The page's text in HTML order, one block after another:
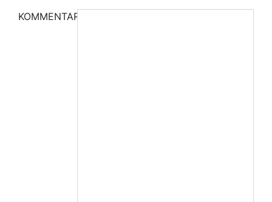
KOMMENTAR